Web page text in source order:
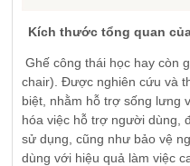
Kích thước tổng quan
Ghế công thái học hay còn
chair). Được nghiên cứu và
biệt, nhằm hỗ trợ sống lưng
hóa việc hỗ trợ người dùng,
sử dụng, cũng như bảo vệ
dùng với hiệu quả làm việc